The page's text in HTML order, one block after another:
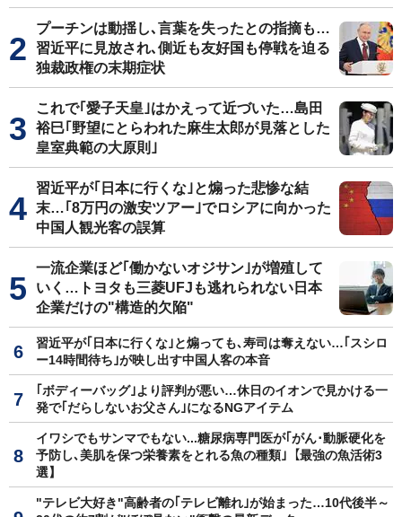
プーチンは動揺し､言葉を失ったとの指摘も…
習近平に見放され､側近も友好国も停戦を迫る
独裁政権の末期症状
これで｢愛子天皇｣はかえって近づいた…島田
裕巳｢野望にとらわれた麻生太郎が見落とした
皇室典範の大原則｣
習近平が｢日本に行くな｣と煽った悲惨な結
末…｢8万円の激安ツアー｣でロシアに向かった
中国人観光客の誤算
一流企業ほど｢働かないオジサン｣が増殖して
いく…トヨタも三菱UFJも逃れられない日本
企業だけの"構造的欠陥"
習近平が｢日本に行くな｣と煽っても､寿司は奪えない…｢スシロ
ー14時間待ち｣が映し出す中国人客の本音
｢ボディーバッグ｣より評判が悪い…休日のイオンで見かける一
発で｢だらしないお父さん｣になるNGアイテム
イワシでもサンマでもない...糖尿病専門医が｢がん･動脈硬化を
予防し､美肌を保つ栄養素をとれる魚の種類｣【最強の魚活術3
選】
"テレビ大好き"高齢者の｢テレビ離れ｣が始まった…10代後半～